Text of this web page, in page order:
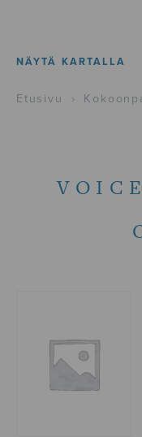
NÄYTÄ KARTALLA
Etusivu ›